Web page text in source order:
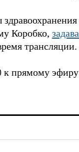
Коробко,
трансляции.
к прямому